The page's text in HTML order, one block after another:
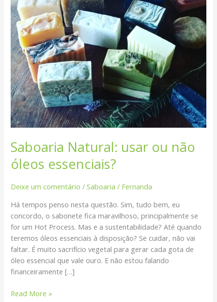
Saboaria Natural: usar ou não
óleos essenciais?
Deixe um comentário /Saboaria / Fernanda
Há tempos penso nesta questão. Sim, tudo bem, eu
concordo, o sabonete fica maravilhoso, principalmente se
for um Hot Process. Mas e a sustentabilidade? Até quando
teremos óleos essenciais à disposição? Se cuidar, não vai
faltar. É muito sacrifício vegetal para gerar cada gota de
óleo essencial que vale ouro. E não estou falando
financeiramente […]
essenciais?
Read More »